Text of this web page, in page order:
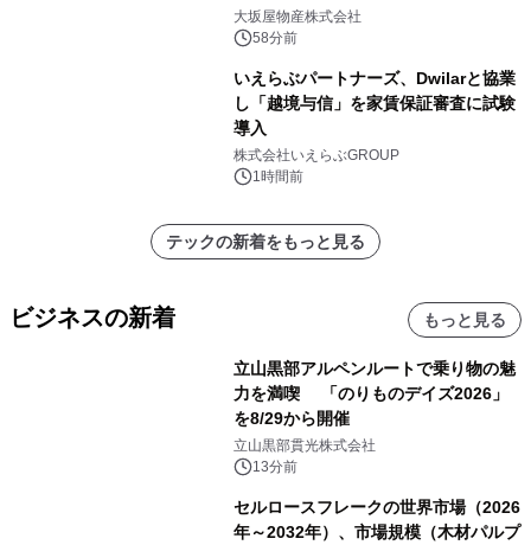
大坂屋物産株式会社
58分前
いえらぶパートナーズ、Dwilarと協業
し「越境与信」を家賃保証審査に試験
導入
株式会社いえらぶGROUP
1時間前
テックの新着をもっと見る
ビジネスの新着 もっと見る
立山黒部アルペンルートで乗り物の魅
力を満喫 「のりものデイズ2026」
を8/29から開催
立山黒部貫光株式会社
13分前
セルロースフレークの世界市場（2026
年～2032年）、市場規模（木材パルプ